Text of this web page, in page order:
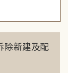
除新建及配